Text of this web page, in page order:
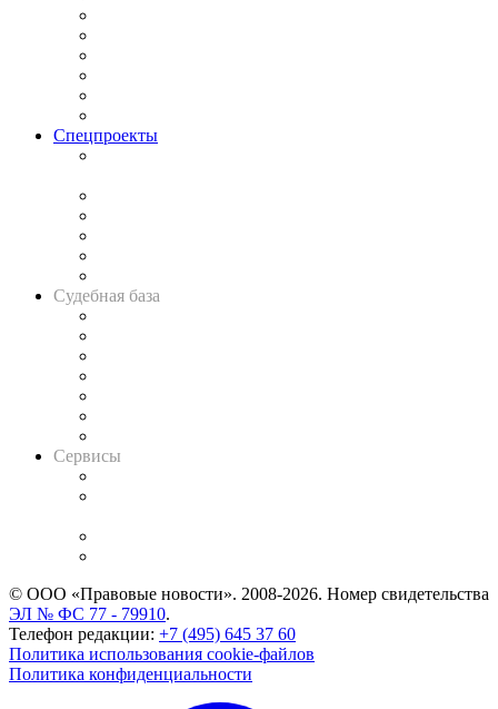
Спецпроекты
Судебная база
Сервисы
© ООО «Правовые новости». 2008-2026. Номер свидетельства
ЭЛ № ФС 77 - 79910.
Телефон редакции: +7 (495) 645 37 60
Политика использования cookie-файлов
Политика конфиденциальности